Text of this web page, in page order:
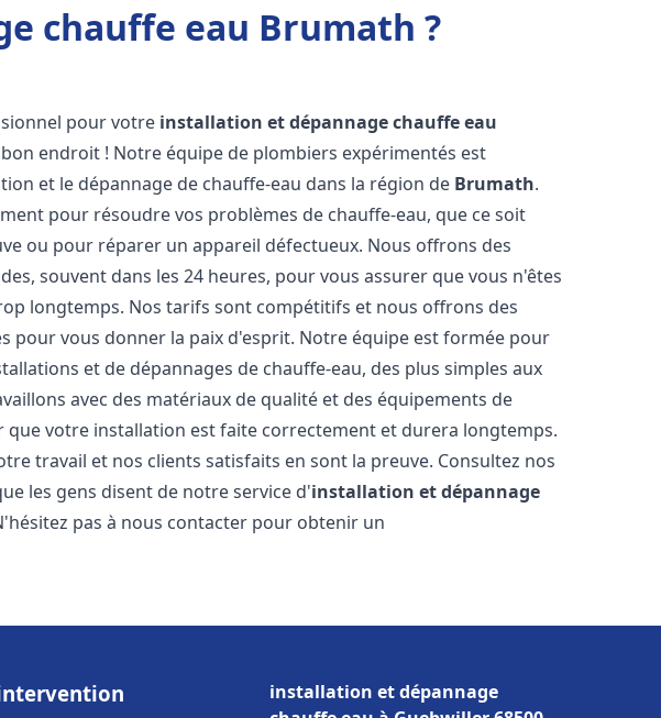
chauffe eau Brumath ?
pour votre installation et dépannage chauffe eau
bon endroit ! Notre équipe de plombiers expérimentés est
et le dépannage de chauffe-eau dans la région de Brumath.
pour résoudre vos problèmes de chauffe-eau, que ce soit
ou pour réparer un appareil défectueux. Nous offrons des
souvent dans les 24 heures, pour vous assurer que vous n'êtes
longtemps. Nos tarifs sont compétitifs et nous offrons des
pour vous donner la paix d'esprit. Notre équipe est formée pour
et de dépannages de chauffe-eau, des plus simples aux
avec des matériaux de qualité et des équipements de
que votre installation est faite correctement et durera longtemps.
travail et nos clients satisfaits en sont la preuve. Consultez nos
les gens disent de notre service d'installation et dépannage
pas à nous contacter pour obtenir un
installation et dépannage